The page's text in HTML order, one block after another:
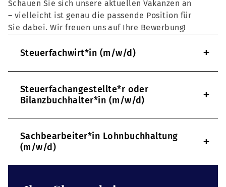
Schauen Sie sich unsere aktuellen Vakanzen an
– vielleicht ist genau die passende Position für
Sie dabei. Wir freuen uns auf Ihre Bewerbung!
Steuerfachwirt*in (m/w/d) +
Steuerfachangestellte*r oder
Bilanzbuchhalter*in (m/w/d)
+
Sachbearbeiter*in Lohnbuchhaltung
(m/w/d)
+